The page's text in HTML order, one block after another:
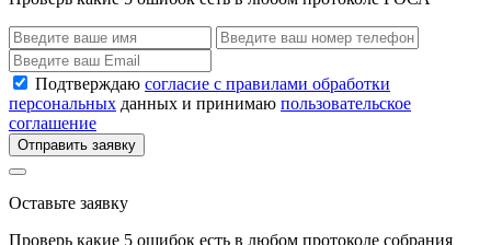
Подтверждаю согласие с правилами обработки
персональных данных и принимаю пользовательское
соглашение
Отправить заявку
Оставьте заявку
Проверь какие 5 ошибок есть в любом протоколе собрания